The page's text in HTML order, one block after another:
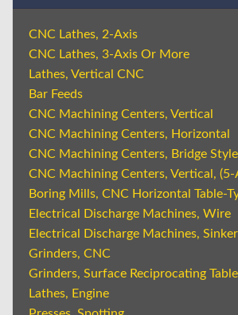
CNC Lathes, 2-Axis
CNC Lathes, 3-Axis Or More
Lathes, Vertical CNC
Bar Feeds
CNC Machining Centers, Vertical
CNC Machining Centers, Horizontal
CNC Machining Centers, Bridge Style
CNC Machining Centers, Vertical,
Boring Mills, CNC Horizontal Table-
Electrical Discharge Machines, Wire
Electrical Discharge Machines, Sinker
Grinders, CNC
Grinders, Surface Reciprocating Table
Lathes, Engine